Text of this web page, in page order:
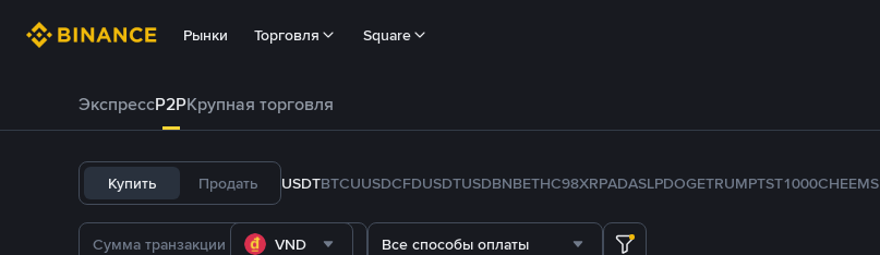
Рынки Торговля Square
ЭкспрессP2PКрупная торговля
Купить Продать USDTBTCUUSDCFDUSDTUSDBNBETHC98XRPADASLPDOGETRUMPTST1000CHEEMS
VND Все способы оплаты